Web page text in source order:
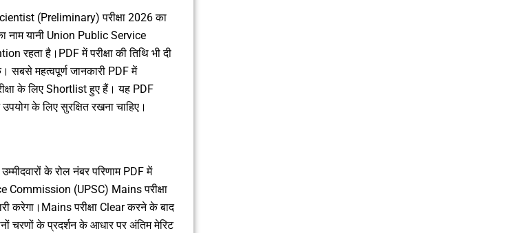
(Preliminary) परीक्षा 2026 का
नाम यानी Union Public Service
रहता है।PDF में परीक्षा की तिथि भी दी
सबसे महत्वपूर्ण जानकारी PDF में
के लिए Shortlist हुए हैं। यह PDF
के लिए सुरक्षित रखना चाहिए।
के रोल नंबर परिणाम PDF में
Commission (UPSC) Mains परीक्षा
करेगा।Mains परीक्षा Clear करने के बाद
के प्रदर्शन के आधार पर अंतिम मेरिट